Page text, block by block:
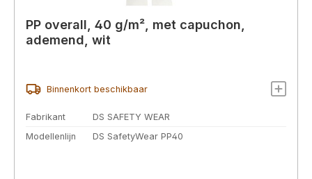
PP overall, 40 g/m², met capuchon,
ademend, wit
Binnenkort beschikbaar
Fabrikant
DS SAFETY WEAR
Modellenlijn
DS SafetyWear PP40